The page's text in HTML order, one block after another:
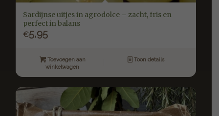
Sardijnse uitjes in agrodolce – zacht, fris en
perfect in balans
€5,95
Toevoegen aan
winkelwagen
Toon details